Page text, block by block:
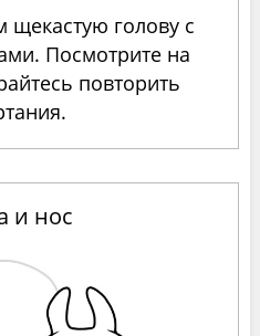
щекастую голову с
Посмотрите на
повторить
и нос